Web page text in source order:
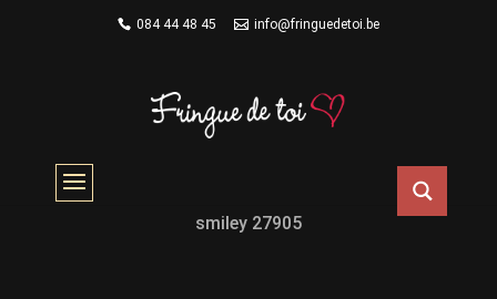
084 44 48 45 info@fringuedetoi.be
Sweat smiley 27905
Accueil/
/ Sweat
smiley 27905